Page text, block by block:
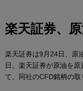
楽天証券、
楽天証券は9月24日、原
日。楽天証券が原油を
て。同社のCFD銘柄の取